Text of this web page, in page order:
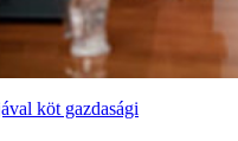
köt gazdasági